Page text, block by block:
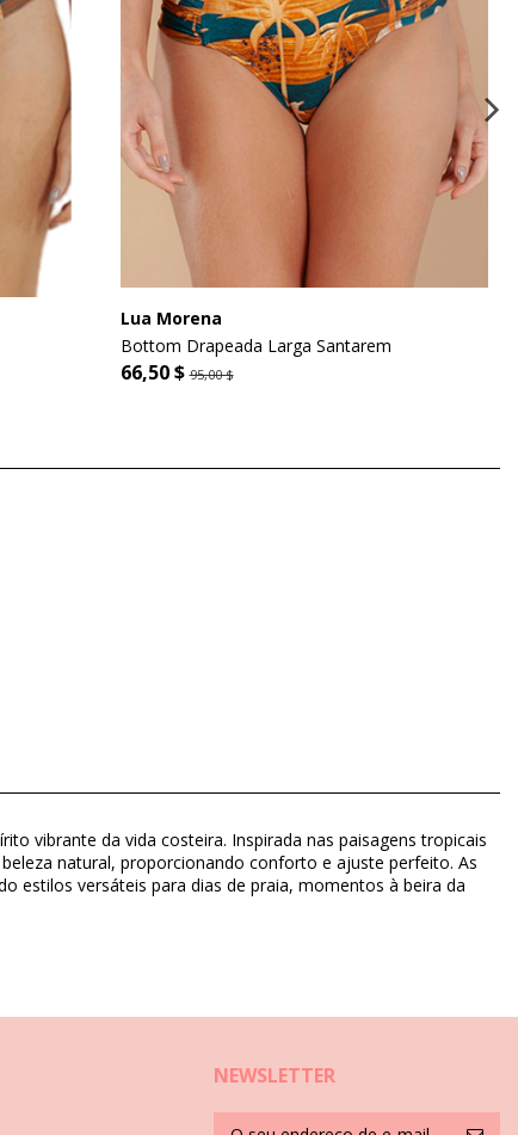
Lua Morena
Bottom Drapeada Larga Santarem
66,50 $95,00 $
vibrante da vida costeira. Inspirada nas paisagens tropicais
natural, proporcionando conforto e ajuste perfeito. As
estilos versáteis para dias de praia, momentos à beira da
NEWSLETTER